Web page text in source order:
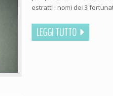
estratti i nomi dei 3
LEGGI TUTTO